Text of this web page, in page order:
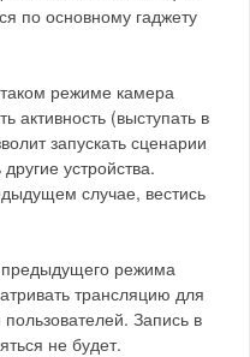
по основному гаджету
режиме камера
активность (выступать в
запускать сценарии
устройства.
случае, вестись
режима
трансляцию для
Запись в
не будет.